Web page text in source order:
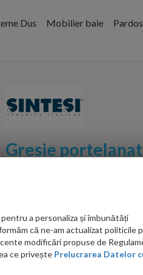
Dus Mobilier baie
Gresie
PRP: 194.00 RON/mp
169.00
a personaliza și îmbunătăți
că ne-am actualizat politicile
modificări propuse de
ce privește Prelucrarea Datelor